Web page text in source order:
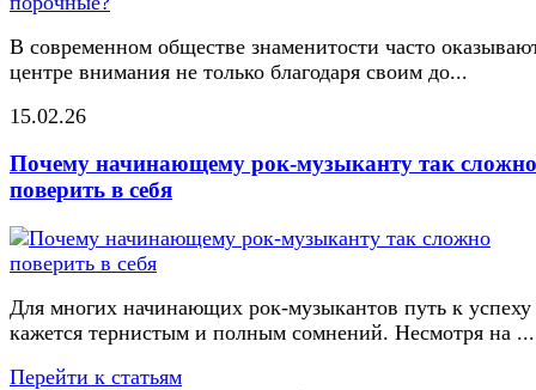
В современном обществе знаменитости часто
центре внимания не только благодаря своим до...
15.02.26
Почему начинающему рок-музыканту так сложно
поверить в себя
Для многих начинающих рок-музыкантов путь к успеху
кажется тернистым и полным сомнений. Несмотря на ...
Перейти к статьям